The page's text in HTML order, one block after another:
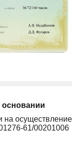
основании
на осуществление
61/00201006